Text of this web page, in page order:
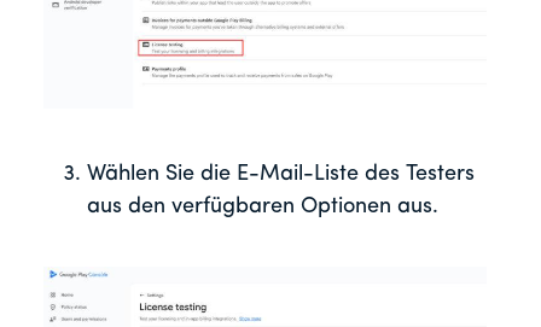
Wählen Sie die E-Mail-Liste des Testers
aus den verfügbaren Optionen aus.